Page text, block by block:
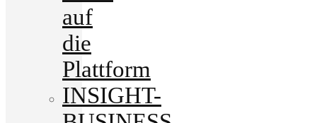
auf
die
Plattform
INSIGHT-